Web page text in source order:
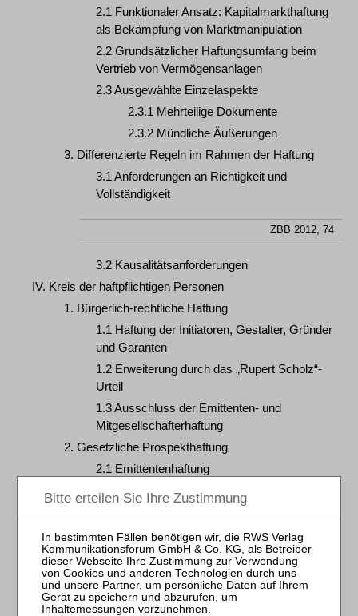
2.1 Funktionaler Ansatz: Kapitalmarkthaftung
als Bekämpfung von Marktmanipulation
2.2 Grundsätzlicher Haftungsumfang beim
Vertrieb von Vermögensanlagen
2.3 Ausgewählte Einzelaspekte
2.3.1 Mehrteilige Dokumente
2.3.2 Mündliche Äußerungen
3. Differenzierte Regeln im Rahmen der Haftung
3.1 Anforderungen an Richtigkeit und
Vollständigkeit
ZBB 2012, 74
3.2 Kausalitätsanforderungen
IV. Kreis der haftpflichtigen Personen
1. Bürgerlich-rechtliche Haftung
1.1 Haftung der Initiatoren, Gestalter, Gründer
und Garanten
1.2 Erweiterung durch das „Rupert Scholz“-
Urteil
1.3 Ausschluss der Emittenten- und
Mitgesellschafterhaftung
2. Gesetzliche Prospekthaftung
2.1 Emittentenhaftung
2.2 Haftung weiterer Personen
2.2.2 Expertenhaftung
3. Funktionale Bestimmung der haftenden Personen
3.1 Grundsatz der Emittentenhaftung
3.2 Kriterien für die persönliche Haftung